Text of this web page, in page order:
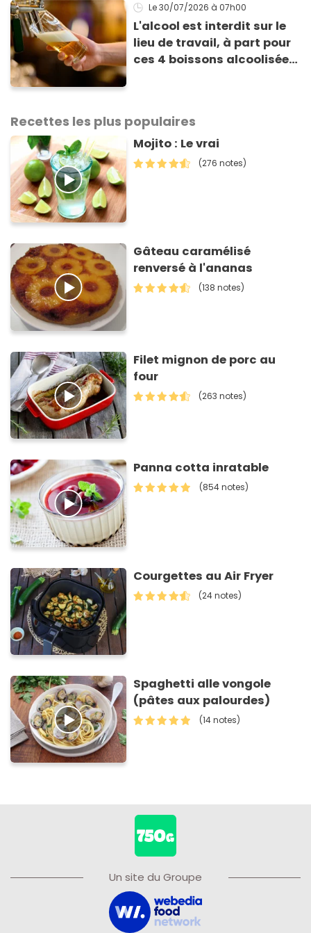
Le 30/07/2026 à 07h00
L'alcool est interdit sur le
lieu de travail, à part pour
ces 4 boissons alcoolisées
Recettes les plus populaires
Mojito : Le vrai
(276 notes)
Gâteau caramélisé
renversé à l'ananas
(138 notes)
Filet mignon de porc au
four
(263 notes)
Panna cotta inratable
(854 notes)
Courgettes au Air Fryer
(24 notes)
Spaghetti alle vongole
(pâtes aux palourdes)
(14 notes)
Un site du Groupe